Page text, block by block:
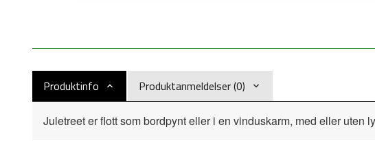
Produktinfo Produktanmeldelser (0)
Juletreet er flott som bordpynt eller i en vinduskarm, med eller